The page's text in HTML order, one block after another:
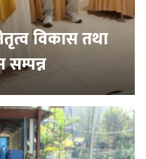
विकास तथा
सम्पन्न